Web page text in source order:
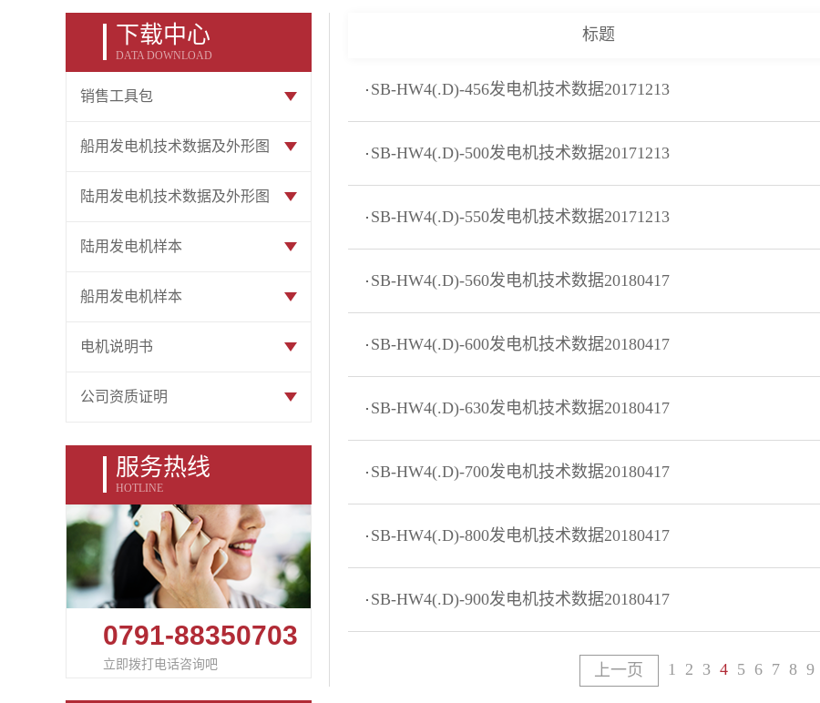
下载中心
DATA DOWNLOAD
销售工具包
船用发电机技术数据及外形图
陆用发电机技术数据及外形图
陆用发电机样本
船用发电机样本
电机说明书
公司资质证明
服务热线
HOTLINE
0791-88350703
立即拨打电话咨询吧
标题
SB-HW4(.D)-456发电机技术数据20171213
SB-HW4(.D)-500发电机技术数据20171213
SB-HW4(.D)-550发电机技术数据20171213
SB-HW4(.D)-560发电机技术数据20180417
SB-HW4(.D)-600发电机技术数据20180417
SB-HW4(.D)-630发电机技术数据20180417
SB-HW4(.D)-700发电机技术数据20180417
SB-HW4(.D)-800发电机技术数据20180417
SB-HW4(.D)-900发电机技术数据20180417
上一页 1 2 3 4 5 6 7 8 9